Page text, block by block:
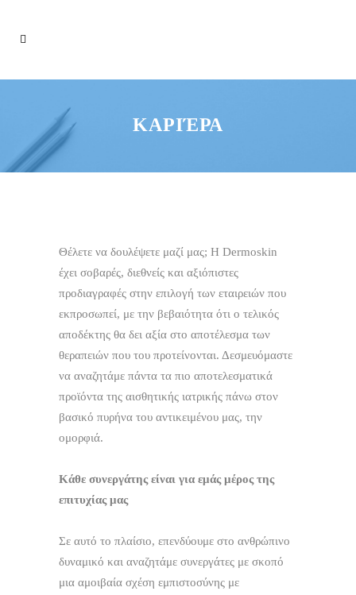
ΚΑΡΙΈΡΑ
Θέλετε να δουλέψετε μαζί μας; Η Dermoskin
έχει σοβαρές, διεθνείς και αξιόπιστες
προδιαγραφές στην επιλογή των εταιρειών που
εκπροσωπεί, με την βεβαιότητα ότι ο τελικός
αποδέκτης θα δει αξία στο αποτέλεσμα των
θεραπειών που του προτείνονται. Δεσμευόμαστε
να αναζητάμε πάντα τα πιο αποτελεσματικά
προϊόντα της αισθητικής ιατρικής πάνω στον
βασικό πυρήνα του αντικειμένου μας, την
ομορφιά.
Κάθε συνεργάτης είναι για εμάς μέρος της
επιτυχίας μας
Σε αυτό το πλαίσιο, επενδύουμε στο ανθρώπινο
δυναμικό και αναζητάμε συνεργάτες με σκοπό
μια αμοιβαία σχέση εμπιστοσύνης με